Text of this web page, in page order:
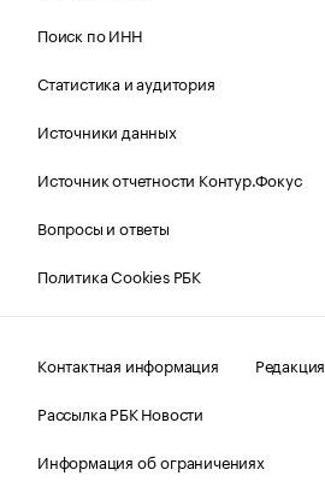
Поиск по ИНН
Статистика и аудитория
Источники данных
Источник отчетности Контур.Фокус
Вопросы и ответы
Политика Cookies РБК
Контактная информация
Редакция
Рассылка РБК Новости
Информация об ограничениях